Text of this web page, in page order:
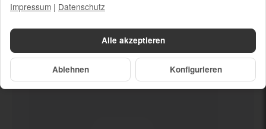
Dein neuesJa, alles funktioniert
einwandfrei
Alle akzeptieren
Ablehnen Konfigurieren
Impressum | Datenschutz